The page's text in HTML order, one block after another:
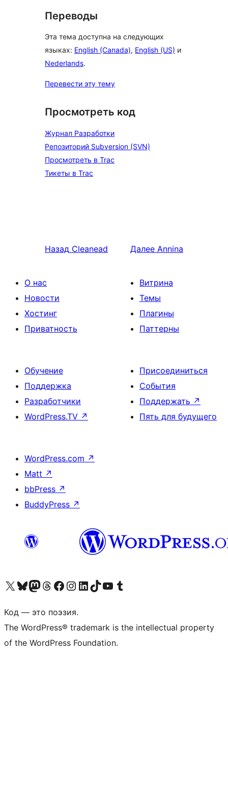
Переводы
Эта тема доступна на следующих
языках: English (Canada), English (US) и
Nederlands.
Перевести эту тему
Просмотреть код
Журнал Разработки
Репозиторий Subversion (SVN)
Просмотреть в Trac
Тикеты в Trac
Назад Cleanead Далее Annina
О нас
Новости
Хостинг
Приватность
Витрина
Темы
Плагины
Паттерны
Обучение
Поддержка
Разработчики
WordPress.TV ↗
Присоединиться
События
Поддержать ↗
Пять для будущего
WordPress.com ↗
Matt ↗
bbPress ↗
BuddyPress ↗
Посетите нас в X (ранее Twitter)
Посетите нашу учётную запись в Bluesky
Посетите нашу ленту в Mastodon
Посетите нашу учётную запись в Threads
Посетите нашу страницу на Facebook
Посетите наш Instagram
Посетите нашу страницу в LinkedIn
Посетите нашу учётную запись в TikTok
Посетите наш канал YouTube
Посетите нашу учётную запись в Tumblr
Код — это поэзия.
The WordPress® trademark is the intellectual property
of the WordPress Foundation.